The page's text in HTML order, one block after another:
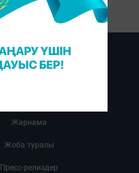
Жарнама
Жоба туралы
Пресс-релиздер